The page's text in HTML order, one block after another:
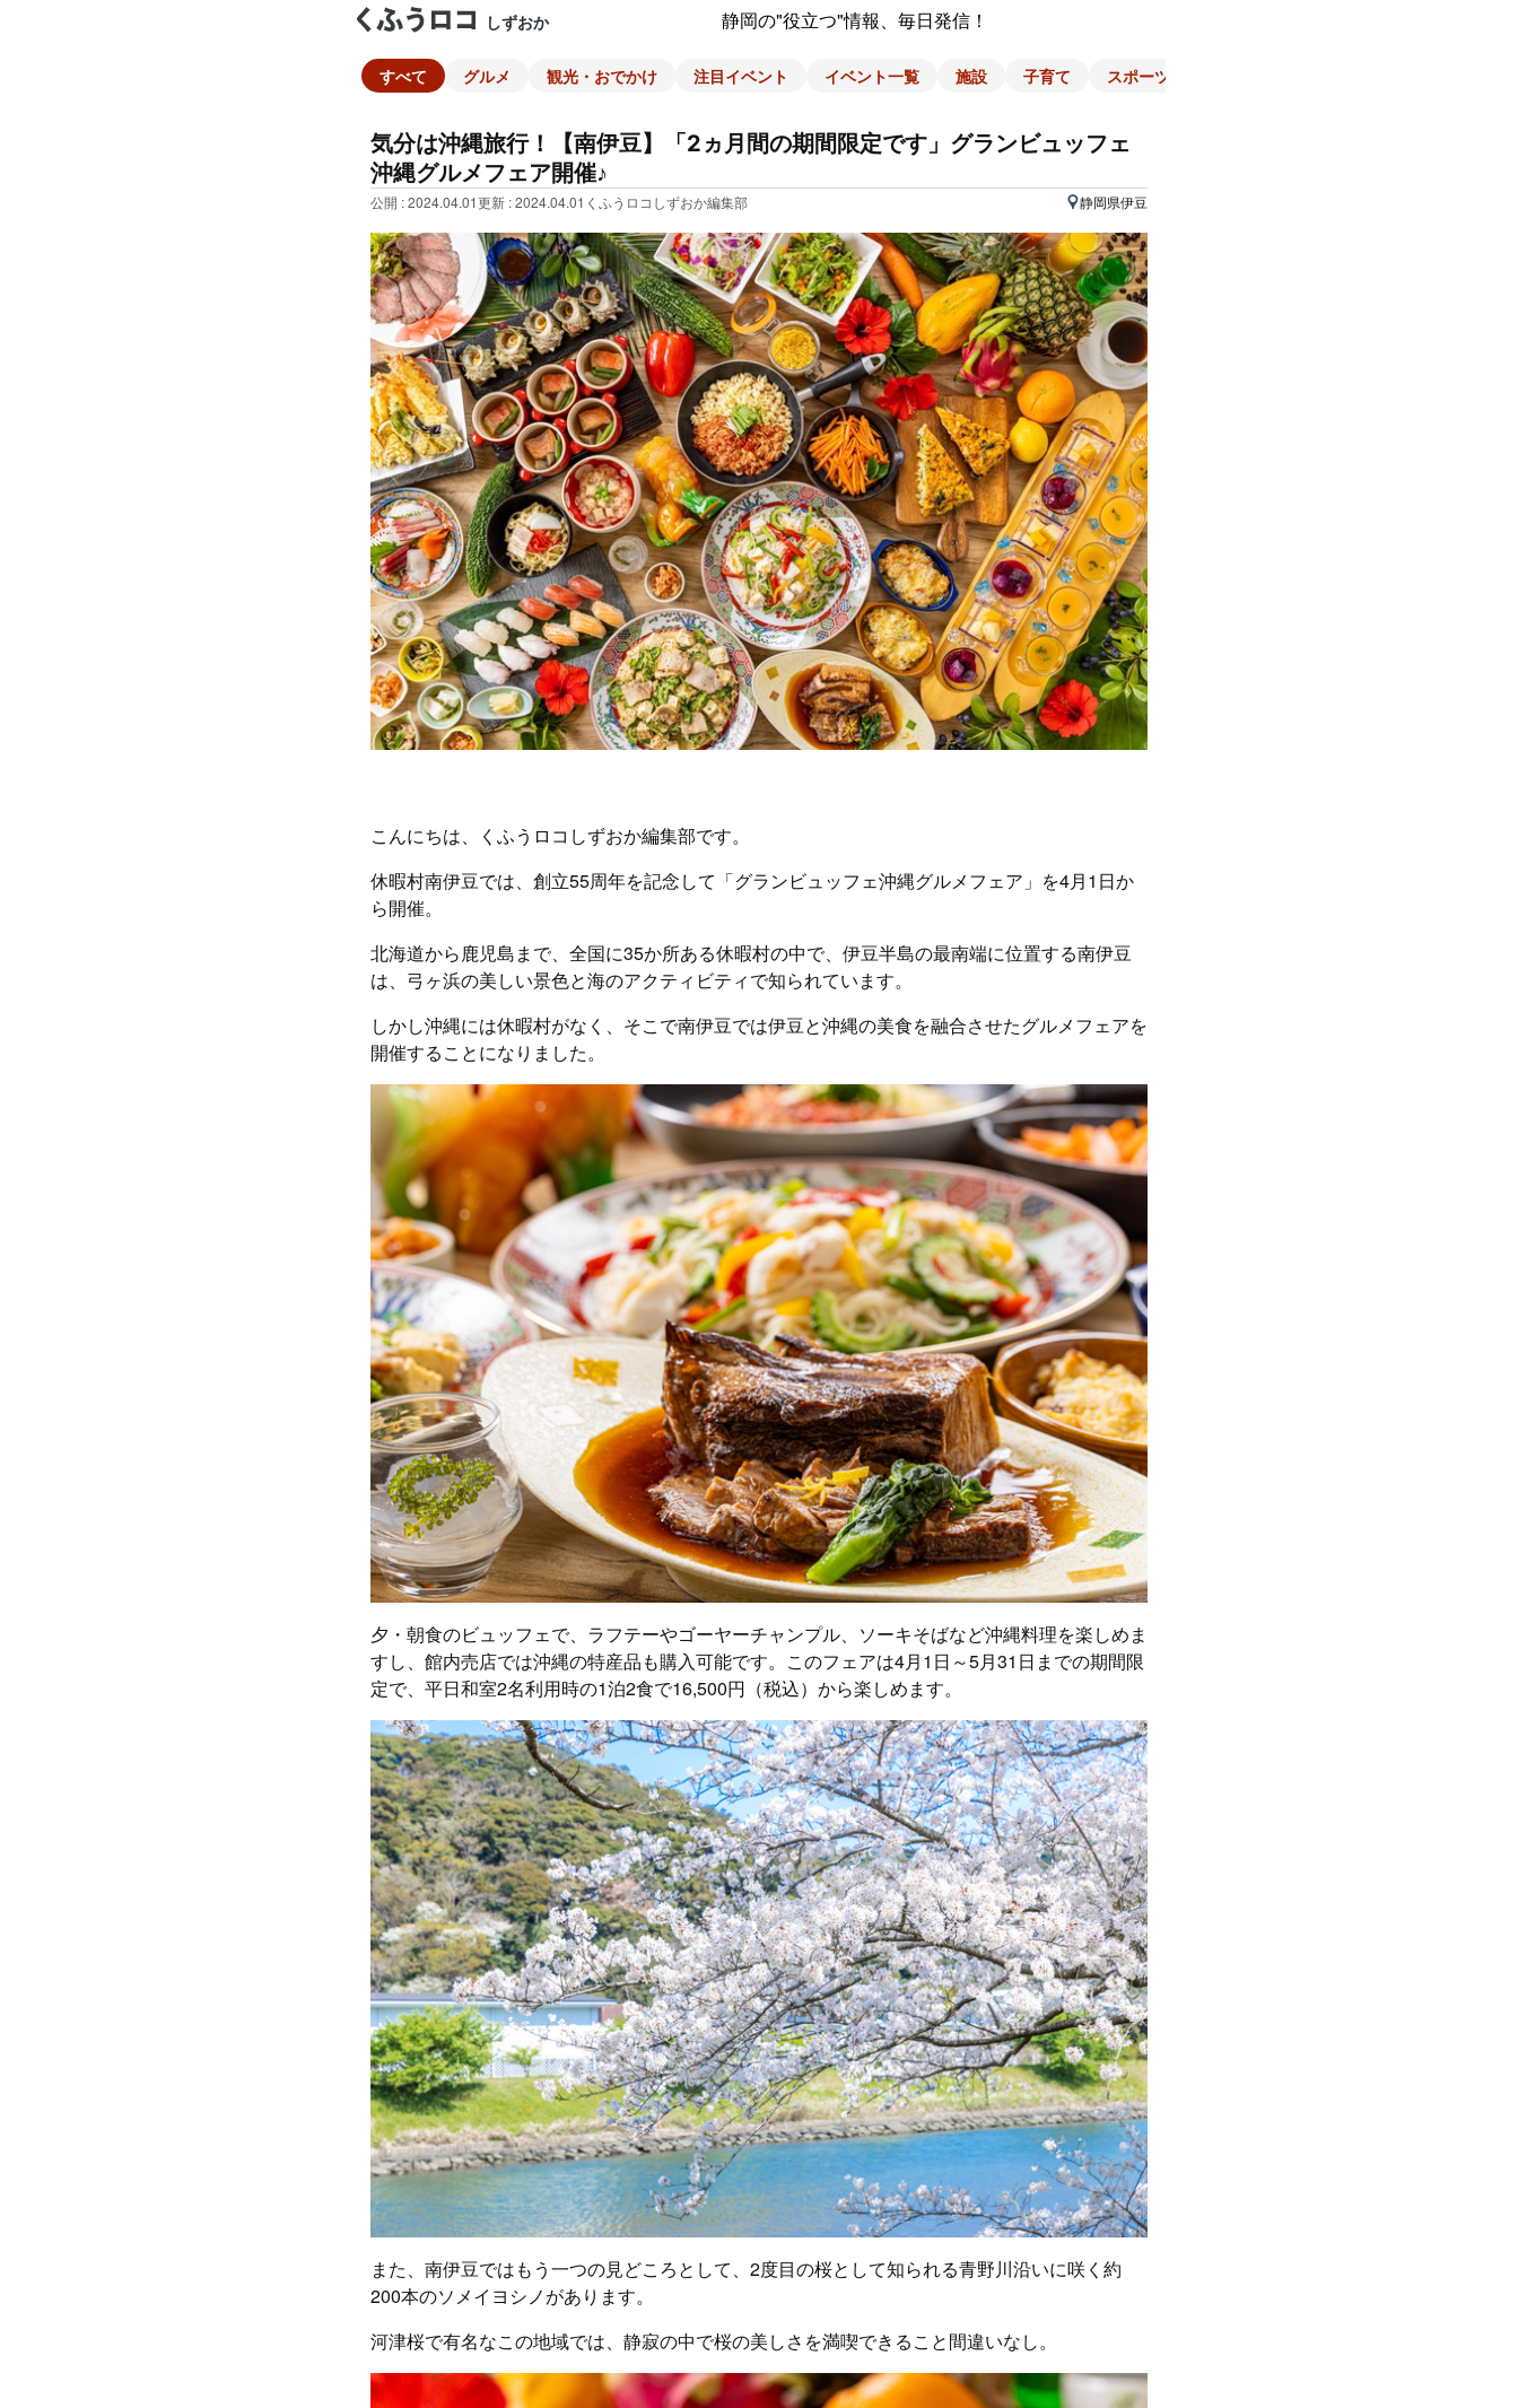
しずおか 静岡の"役立つ"情報、毎日発信！
すべて グルメ 観光・おでかけ 注目イベント イベント一覧 施設 子育て スポーツ
気分は沖縄旅行！【南伊豆】「2ヵ月間の期間限定です」グランビュッフェ
沖縄グルメフェア開催♪
公開 : 2024.04.01更新 : 2024.04.01 くふうロコしずおか編集部 静岡県伊豆
こんにちは、くふうロコしずおか編集部です。
休暇村南伊豆では、創立55周年を記念して「グランビュッフェ沖縄グルメフェア」を4月1日か
ら開催。
北海道から鹿児島まで、全国に35か所ある休暇村の中で、伊豆半島の最南端に位置する南伊豆
は、弓ヶ浜の美しい景色と海のアクティビティで知られています。
しかし沖縄には休暇村がなく、そこで南伊豆では伊豆と沖縄の美食を融合させたグルメフェアを
開催することになりました。
夕・朝食のビュッフェで、ラフテーやゴーヤーチャンプル、ソーキそばなど沖縄料理を楽しめま
すし、館内売店では沖縄の特産品も購入可能です。このフェアは4月1日～5月31日までの期間限
定で、平日和室2名利用時の1泊2食で16,500円（税込）から楽しめます。
また、南伊豆ではもう一つの見どころとして、2度目の桜として知られる青野川沿いに咲く約
200本のソメイヨシノがあります。
河津桜で有名なこの地域では、静寂の中で桜の美しさを満喫できること間違いなし。